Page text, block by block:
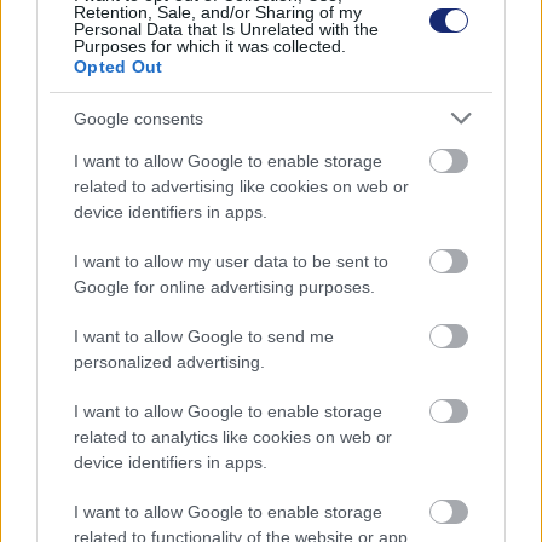
Retention, Sale, and/or Sharing of my
Personal Data that Is Unrelated with the
Purposes for which it was collected.
Opted Out
Google consents
I want to allow Google to enable storage
related to advertising like cookies on web or
device identifiers in apps.
I want to allow my user data to be sent to
Google for online advertising purposes.
I want to allow Google to send me
personalized advertising.
I want to allow Google to enable storage
related to analytics like cookies on web or
device identifiers in apps.
I want to allow Google to enable storage
related to functionality of the website or app.
katamaránja a készítők szerint az eddigi
legfenntarthatóbb munkájuk.
A német jachttervező és mérnöki stúdió, az iYacht
GmbH bemutatta új, Hu'Chu 55 nevű, 17 méter (55 láb)
hosszú, napelemes elektromos vitorlás katamaránját.
Készítői úgy jellemezték, mint az eddigi
legfenntarthatóbb munkájukat. A 90 százalékban
fenntarthatósági szempontok szem előtt tartásának.
A jó nevű vállalat az elmúlt két évtized során 11
mérnökkel, akik közt vannak hajótervezők és hajóépítők
is, több mint 400 projektet hozott már tető alá a
számos díjnyertes munkát is magukénak tudhatnak, és